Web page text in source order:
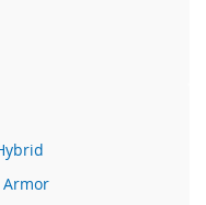
Armor